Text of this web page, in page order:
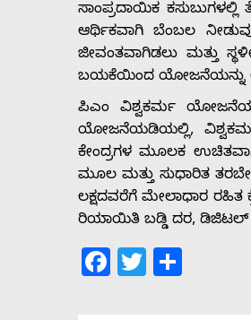
Contact
ಸಾಂಪ್ರದಾಯಿಕ
ಆರ್ಥಿಕವಾಗಿ ಬೆಂಬಲ
ಜೀವಂತವಾಗಿಡಲು ಮತ್ತು
ಬಯಕೆಯಿಂದ ಯೋಜನೆಯನ್ನು
ಪಿಎಂ ವಿಶ್ವಕರ್ಮ
ಯೋಜನೆಯಡಿಯಲ್ಲಿ,
ಕೇಂದ್ರಗಳ ಮೂಲಕ
ಮೂಲ ಮತ್ತು ಸುಧಾರಿತ
ಲಕ್ಷದವರೆಗೆ ಮೇಲಾಧಾರ ರಹಿತ
ರಿಯಾಯಿತಿ ಬಡ್ಡಿ ದರ, ಡಿಜಿಟಲ್
Facebook
Twitter